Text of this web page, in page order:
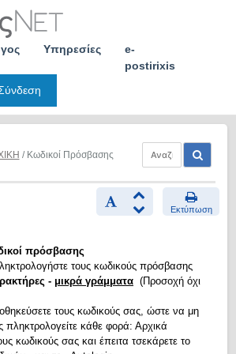
Υπηρεσίες
e-
postirixis
/ Κωδικοί Πρόσβασης
Εκτύπωση
πρόσβασης
τους κωδικούς πρόσβασης
- μικρά γράμματα (Προσοχή όχι
τους κωδικούς σας, ώστε να μη
πληκτρολογείτε κάθε φορά: Αρχικά
κωδικούς σας και έπειτα τσεκάρετε το